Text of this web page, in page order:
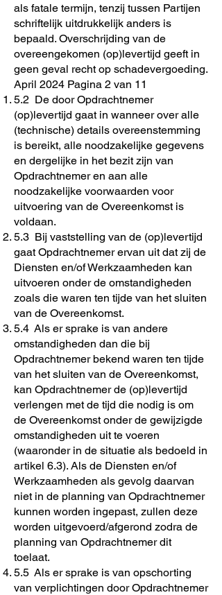
als fatale termijn, tenzij tussen Partijen
schriftelijk uitdrukkelijk anders is
bepaald. Overschrijding van de
overeengekomen (op)levertijd geeft in
geen geval recht op schadevergoeding.
April 2024 Pagina 2 van 11
5.2 De door Opdrachtnemer
(op)levertijd gaat in wanneer over alle
(technische) details overeenstemming
is bereikt, alle noodzakelijke gegevens
en dergelijke in het bezit zijn van
Opdrachtnemer en aan alle
noodzakelijke voorwaarden voor
uitvoering van de Overeenkomst is
voldaan.
5.3 Bij vaststelling van de (op)levertijd
gaat Opdrachtnemer ervan uit dat zij de
Diensten en/of Werkzaamheden kan
uitvoeren onder de omstandigheden
zoals die waren ten tijde van het sluiten
van de Overeenkomst.
5.4 Als er sprake is van andere
omstandigheden dan die bij
Opdrachtnemer bekend waren ten tijde
van het sluiten van de Overeenkomst,
kan Opdrachtnemer de (op)levertijd
verlengen met de tijd die nodig is om
de Overeenkomst onder de gewijzigde
omstandigheden uit te voeren
(waaronder in de situatie als bedoeld in
artikel 6.3). Als de Diensten en/of
Werkzaamheden als gevolg daarvan
niet in de planning van Opdrachtnemer
kunnen worden ingepast, zullen deze
worden uitgevoerd/afgerond zodra de
planning van Opdrachtnemer dit
toelaat.
5.5 Als er sprake is van opschorting
van verplichtingen door Opdrachtnemer